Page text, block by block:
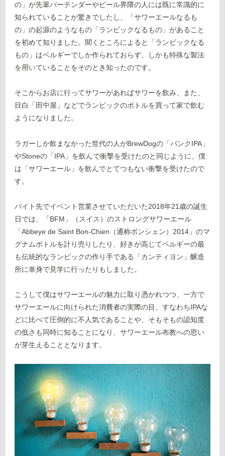
の」が先輩バーテンダーやビール界隈の人には既に常識的に
知られていることが驚きでしたし、「サワーエールなるも
の」の起源のようなもの「ランビックなるもの」があること
を初めて知りました。聞くところによると「ランビックなる
もの」はベルギーでしか作られておらず、しかも特殊な製法
を用いていることをそのとき知ったのです。
そこからお店に行ってサワーがあればサワーを飲み、また、
目白「田中屋」などでランビックのボトルを買って家で飲む
ようになりました。
ラガーしか飲まなかった世代の人がBrewDogの「パンクIPA」
やStoneの「IPA」を飲んで衝撃を受けたのと同じように、僕
は「サワーエール」を飲んでとてつもない衝撃を受けたので
す。
バイト先でイベント営業させていただいた2018年21歳の誕生
日では、「BFM」（スイス）のストロングサワーエール
「Abbeye de Saint Bon-Chien（通称ボンシェン）2014」のマ
グナムボトルを計り売りしたり、好きが高じてベルギーの最
も伝統的なランビックの作り手である「カンティヨン」醸造
所に単身で見学に行ったりもしました。
こうして僕はサワーエールの魅力に取り憑かれつつ、一方で
サワーエールに向けられた消費者の実際の目、すなわちIPAな
どに比べて圧倒的に不人気であることや、そもそもの認知度
の低さも同時に知ることになり、サワーエール布教への思い
が芽生えることとなります。